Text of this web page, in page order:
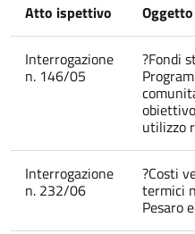
Atto ispettivo Oggetto
Interrogazione
n. 146/05
?Fondi
utilizzo
Interrogazione
n. 232/06
?Costi
termici
Pesaro